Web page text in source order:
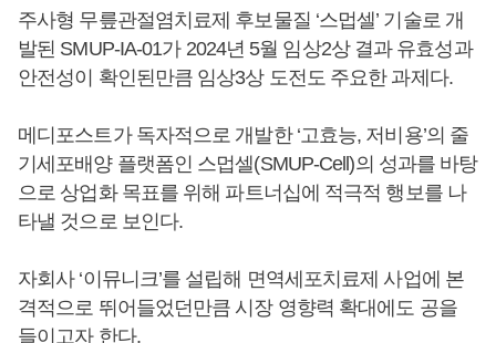
주사형 무릎관절염치료제 후보물질 ‘스멉셀’ 기술로 개
발된 SMUP-IA-01가 2024년 5월 임상2상 결과 유효성과
안전성이 확인된만큼 임상3상 도전도 주요한 과제다.
메디포스트가 독자적으로 개발한 ‘고효능, 저비용’의 줄
기세포배양 플랫폼인 스멉셀(SMUP-Cell)의 성과를 바탕
으로 상업화 목표를 위해 파트너십에 적극적 행보를 나
타낼 것으로 보인다.
자회사 ‘이뮤니크’를 설립해 면역세포치료제 사업에 본
격적으로 뛰어들었던만큼 시장 영향력 확대에도 공을
들이고자 한다.